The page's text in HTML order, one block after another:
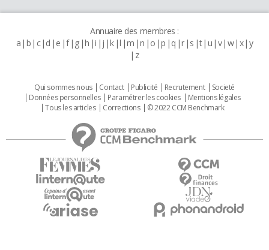
Annuaire des membres :
a b c d e f g h i j k l m n o p q r s t u v w x y
z
Qui sommes nous Contact Publicité Recrutement
Societé
Données personnelles
Paramétrer les cookies
Mentions légales
Tous les articles
Corrections © 2022 CCM Benchmark